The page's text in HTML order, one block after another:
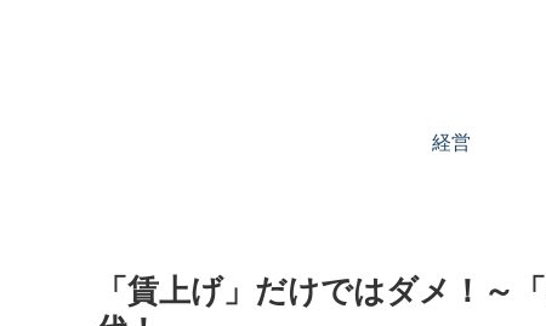
経営
「賃上げ」だけではダメ！～